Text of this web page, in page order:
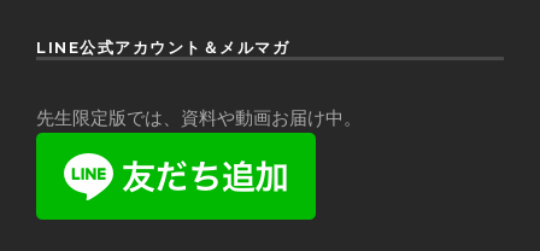
LINE公式アカウント＆メルマガ
先生限定版では、資料や動画お届け中。